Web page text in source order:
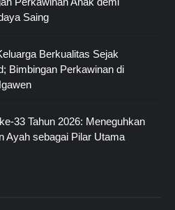
Saing
Berkualitas Sejak
Bimbingan Perkawinan di
33 Tahun 2026: Meneguhkan
Ayah sebagai Pilar Utama